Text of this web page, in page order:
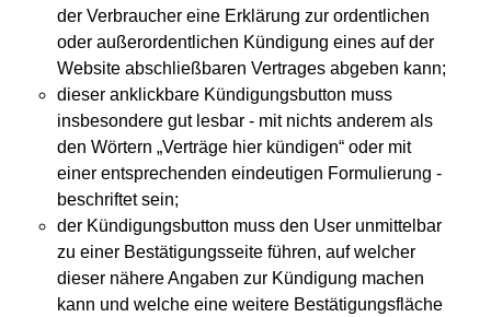
der Verbraucher eine Erklärung zur ordentlichen
oder außerordentlichen Kündigung eines auf der
Website abschließbaren Vertrages abgeben kann;
dieser anklickbare Kündigungsbutton muss
insbesondere gut lesbar - mit nichts anderem als
den Wörtern „Verträge hier kündigen“ oder mit
einer entsprechenden eindeutigen Formulierung -
beschriftet sein;
der Kündigungsbutton muss den User unmittelbar
zu einer Bestätigungsseite führen, auf welcher
dieser nähere Angaben zur Kündigung machen
kann und welche eine weitere Bestätigungsfläche
Medienauftritte 2001
Medienauftritte 2000
TV
Radio
print & online
Bücher